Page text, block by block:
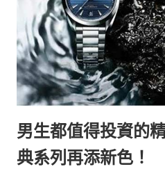
男生都值得投資的
典系列再添新色！